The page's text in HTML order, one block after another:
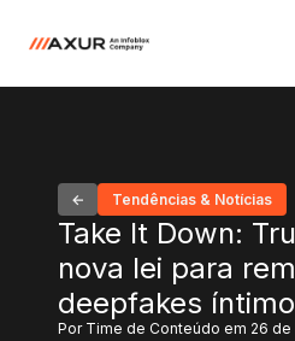
Tendências & Notícias
Take It Down:
nova lei para
deepfakes
Por Time de Conteúdo em 26 de